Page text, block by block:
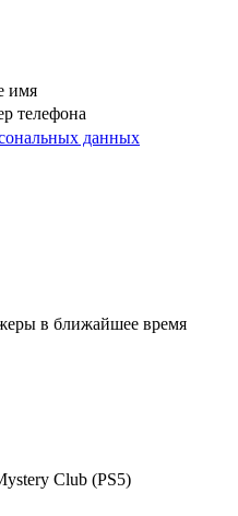
имя
телефона
данных
в ближайшее время
Club (PS5)